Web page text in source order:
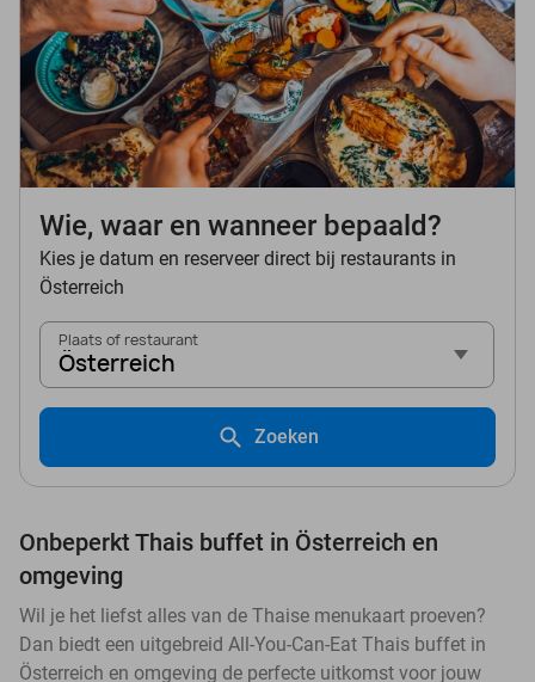
Wie, waar en wanneer bepaald?
Kies je datum en reserveer direct bij restaurants in
Österreich
Plaats of restaurant
Österreich
Zoeken
Onbeperkt Thais buffet in Österreich en
omgeving
Wil je het liefst alles van de Thaise menukaart proeven?
Dan biedt een uitgebreid All-You-Can-Eat Thais buffet in
Österreich en omgeving de perfecte uitkomst voor jouw